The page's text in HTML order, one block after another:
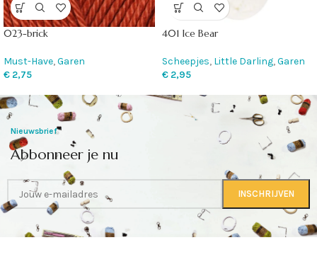
023-brick
Must-Have,Garen
€ 2,75
401 Ice Bear
Scheepjes, Little Darling,Garen
€ 2,95
Nieuwsbrief
Abbonneer je nu